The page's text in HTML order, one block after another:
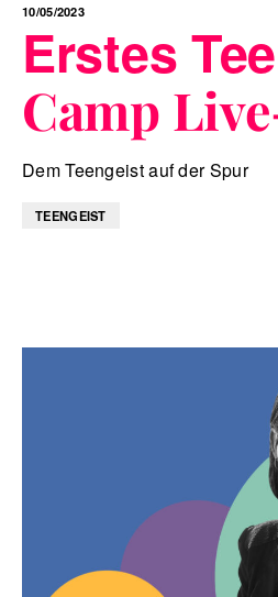
10/05/2023
Erstes
Camp
Dem Teengeist auf der Spur
TEENGEIST